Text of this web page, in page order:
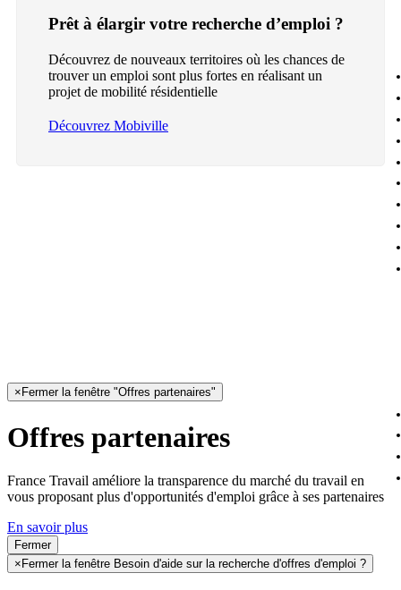
Prêt à élargir votre recherche d’emploi ?
Découvrez de nouveaux territoires où les chances de
trouver un emploi sont plus fortes en réalisant un
projet de mobilité résidentielle
Découvrez Mobiville
× Fermer la fenêtre "Offres partenaires"
Offres partenaires
France Travail améliore la transparence du marché du travail en
vous proposant plus d'opportunités d'emploi grâce à ses partenaires
En savoir plus
Fermer
× Fermer la fenêtre Besoin d'aide sur la recherche d'offres d'emploi ?